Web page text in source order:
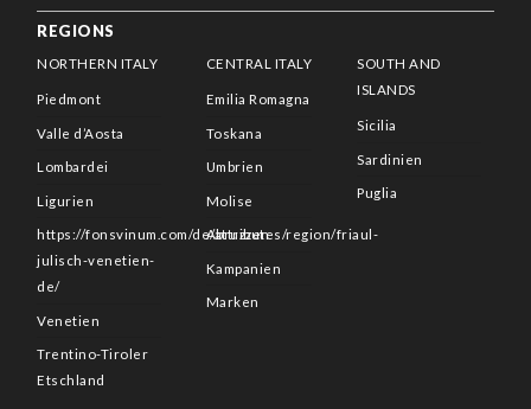
REGIONS
NORTHERN ITALY
Piedmont
Valle d’Aosta
Lombardei
Ligurien
https://fonsvinum.com/de/attributes/region/friaul-
julisch-venetien-
de/
Venetien
Trentino-Tiroler
Etschland
CENTRAL ITALY
Emilia Romagna
Toskana
Umbrien
Molise
Abruzzen
Kampanien
Marken
SOUTH AND
ISLANDS
Sicilia
Sardinien
Puglia